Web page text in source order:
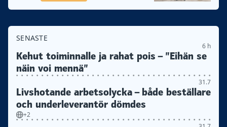
SENASTE
6 h
Kehut toiminnalle ja rahat pois – ”Eihän se
näin voi mennä”
31.7
Livshotande arbetsolycka – både beställare
och underleverantör dömdes
+2